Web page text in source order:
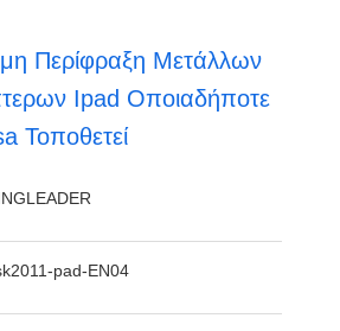
Περίφραξη Μετάλλων
Ipad Οποιαδήποτε
Τοποθετεί
pad-EN04